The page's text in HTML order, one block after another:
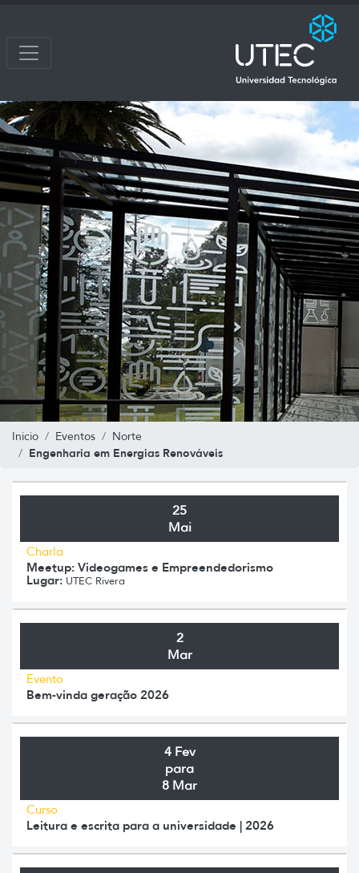
Inicio Eventos Norte
Engenharia em Energias Renováveis
25
Mai
Charla
Meetup: Videogames e Empreendedorismo
Lugar: UTEC Rivera
2
Mar
Evento
Bem-vinda geração 2026
4 Fev
para
8 Mar
Curso
Leitura e escrita para a universidade | 2026